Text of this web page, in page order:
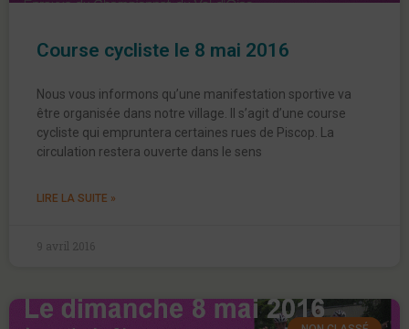
Course cycliste le 8 mai 2016
Nous vous informons qu’une manifestation sportive va
être organisée dans notre village. Il s’agit d’une course
cycliste qui empruntera certaines rues de Piscop. La
circulation restera ouverte dans le sens
LIRE LA SUITE »
9 avril 2016